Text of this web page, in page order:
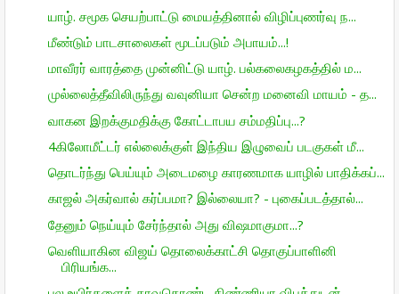
யாழ். சமூக செயற்பாட்டு மையத்தினால் விழிப்புணர்வு ந...
மீண்டும் பாடசாலைகள் மூடப்படும் அபாயம்...!
மாவீரர் வாரத்தை முன்னிட்டு யாழ். பல்கலைகழகத்தில் ம...
முல்லைத்தீவிலிருந்து வவுனியா சென்ற மனைவி மாயம் - த...
வாகன இறக்குமதிக்கு கோட்டாபய சம்மதிப்பு...?
4கிலோமீட்டர் எல்லைக்குள் இந்திய இழுவைப் படகுகள் மீ...
தொடர்ந்து பெய்யும் அடைமழை காரணமாக யாழில் பாதிக்கப்...
காஜல் அகர்வால் கர்ப்பமா? இல்லையா? - புகைப்படத்தால்...
தேனும் நெய்யும் சேர்ந்தால் அது விஷமாகுமா...?
வெளியாகின விஜய் தொலைக்காட்சி தொகுப்பாளினி
பிரியங்க...